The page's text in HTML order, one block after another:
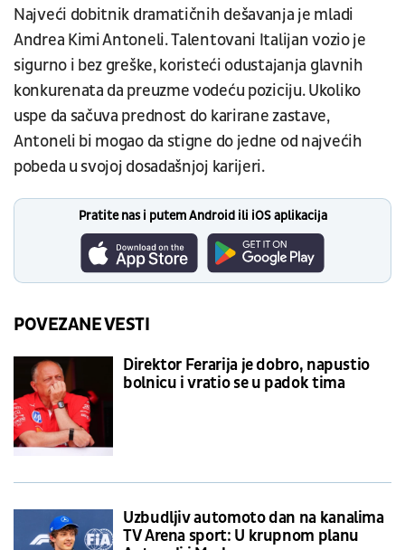
Najveći dobitnik dramatičnih dešavanja je mladi
Andrea Kimi Antoneli. Talentovani Italijan vozio je
sigurno i bez greške, koristeći odustajanja glavnih
konkurenata da preuzme vodeću poziciju. Ukoliko
uspe da sačuva prednost do karirane zastave,
Antoneli bi mogao da stigne do jedne od najvećih
pobeda u svojoj dosadašnjoj karijeri.
Pratite nas i putem Android ili iOS aplikacija
POVEZANE VESTI
Direktor Ferarija je dobro, napustio
bolnicu i vratio se u padok tima
Uzbudljiv automoto dan na kanalima
TV Arena sport: U krupnom planu